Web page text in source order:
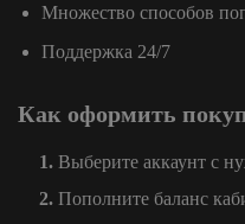
Множество способов
Поддержка 24/7
Как оформить
Выберите аккаунт с
Пополните баланс